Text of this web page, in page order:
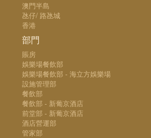
澳門半島
氹仔/ 路氹城
香港
部門
賬房
娛樂場餐飲部
娛樂場餐飲部 - 海立方娛樂場
設施管理部
餐飲部
餐飲部 - 新葡京酒店
前堂部 - 新葡京酒店
酒店營運部
管家部